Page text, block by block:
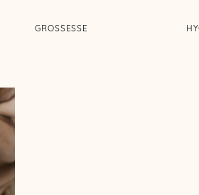
GROSSESSE